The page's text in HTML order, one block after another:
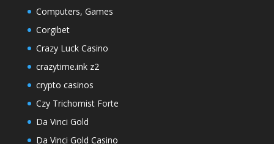
Computers, Games
Corgibet
Crazy Luck Casino
crazytime.ink z2
crypto casinos
Czy Trichomist Forte
Da Vinci Gold
Da Vinci Gold Casino